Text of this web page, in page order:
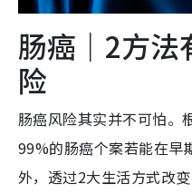
肠癌｜2方法
险
肠癌风险其实并不可怕。
99%的肠癌个案若能在早
外，透过2大生活方式改